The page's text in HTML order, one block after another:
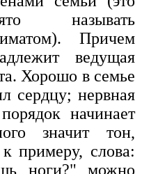
называть
Причем
ведущая
Хорошо в семье
сердцу; нервная
начинает
значит тон,
примеру, слова:
ноги?" можно